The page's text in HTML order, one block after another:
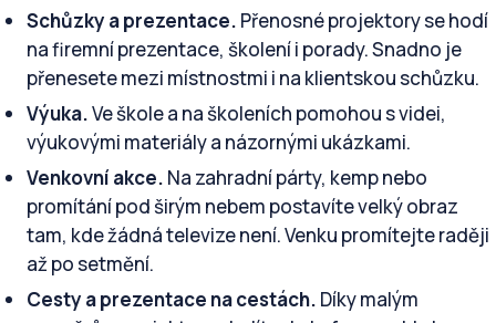
Schůzky a prezentace. Přenosné projektory se hodí
na firemní prezentace, školení i porady. Snadno je
přenesete mezi místnostmi i na klientskou schůzku.
Výuka.Ve škole a na školeních pomohou s videi,
výukovými materiály a názornými ukázkami.
Venkovní akce. Na zahradní párty, kemp nebo
promítání pod širým nebem postavíte velký obraz
tam, kde žádná televize není. Venku promítejte raději
až po setmění.
Cesty a prezentace na cestách. Díky malým